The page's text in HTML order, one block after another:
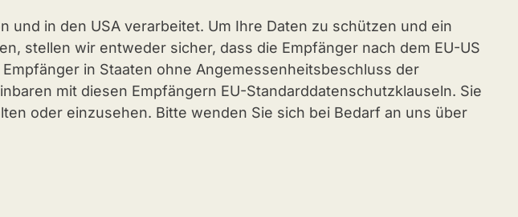
in den USA verarbeitet. Um Ihre Daten zu schützen und ein
stellen wir entweder sicher, dass die Empfänger nach dem EU-US
in Staaten ohne Angemessenheitsbeschluss der
mit diesen Empfängern EU-Standarddatenschutzklauseln. Sie
oder einzusehen. Bitte wenden Sie sich bei Bedarf an uns über